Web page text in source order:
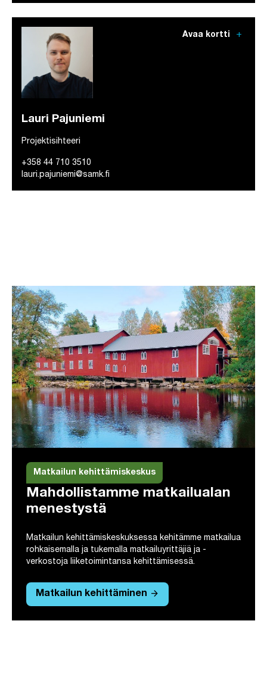
Avaa kortti add
Lauri Pajuniemi
Projektisihteeri
+358 44 710 3510
lauri.pajuniemi@samk.fi
Matkailun kehittämiskeskus
Mahdollistamme matkailualan
menestystä
Matkailun kehittämiskeskuksessa kehitämme matkailua
rohkaisemalla ja tukemalla matkailuyrittäjiä ja -
verkostoja liiketoimintansa kehittämisessä.
Matkailun kehittäminen arrow_forward